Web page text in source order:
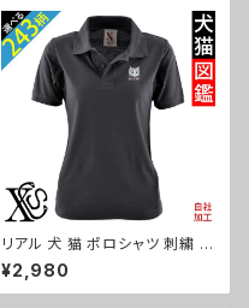
サロン 黒 グッズ 柄 柴犬 チワワ
シーズー シュナウザー パグ X-
CLOTHES 猫図鑑 犬図鑑 ori-
a-tao15-b10-s
リアル 犬 猫 ポロシャツ 刺繍 プ
レゼント 半袖 レディース オリジ
ナル 無地 ワンポイント ロゴ お
しゃれ ゴルフ 吸汗速乾 黒 紺 母
¥2,980